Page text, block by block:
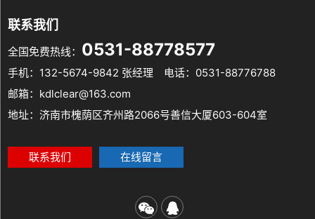
联系我们
全国免费热线： 0531-88778577
手机：132-5674-9842 张经理
电话：0531-88776788
邮箱：kdlclear@163.com
地址：济南市槐荫区齐州路2066号善信大厦603-604室
联系我们 在线留言